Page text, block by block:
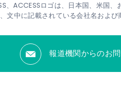
、ACCESSロゴは、日本国、米国
文中に記載されている会社名およ
報道機関からのお